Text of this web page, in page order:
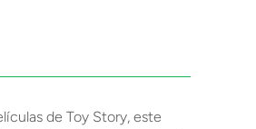
de Toy Story, este